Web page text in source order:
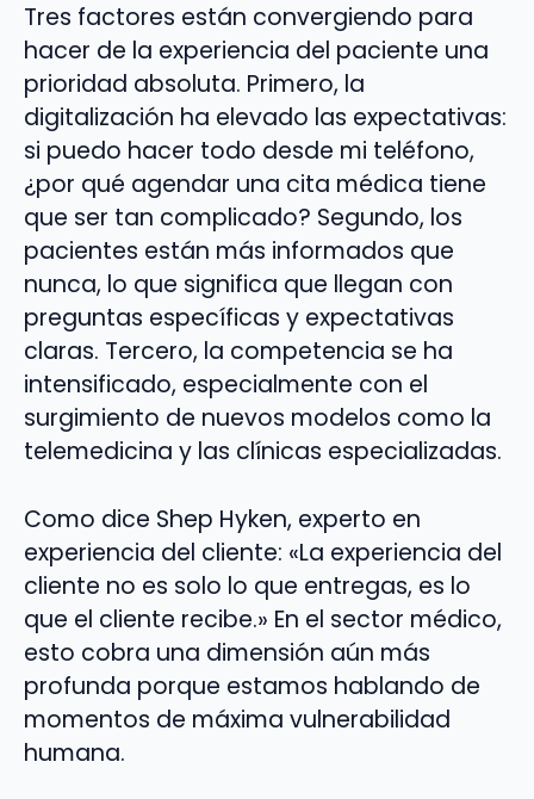
Tres factores están convergiendo para
hacer de la experiencia del paciente una
prioridad absoluta. Primero, la
digitalización ha elevado las expectativas:
si puedo hacer todo desde mi teléfono,
¿por qué agendar una cita médica tiene
que ser tan complicado? Segundo, los
pacientes están más informados que
nunca, lo que significa que llegan con
preguntas específicas y expectativas
claras. Tercero, la competencia se ha
intensificado, especialmente con el
surgimiento de nuevos modelos como la
telemedicina y las clínicas especializadas.
Como dice Shep Hyken, experto en
experiencia del cliente: «La experiencia del
cliente no es solo lo que entregas, es lo
que el cliente recibe.» En el sector médico,
esto cobra una dimensión aún más
profunda porque estamos hablando de
momentos de máxima vulnerabilidad
humana.